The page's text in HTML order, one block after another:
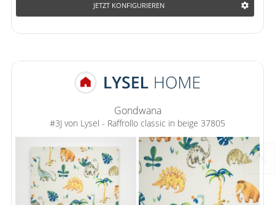
JETZT KONFIGURIEREN
Gondwana
#3J von Lysel - Raffrollo classic in beige 37805